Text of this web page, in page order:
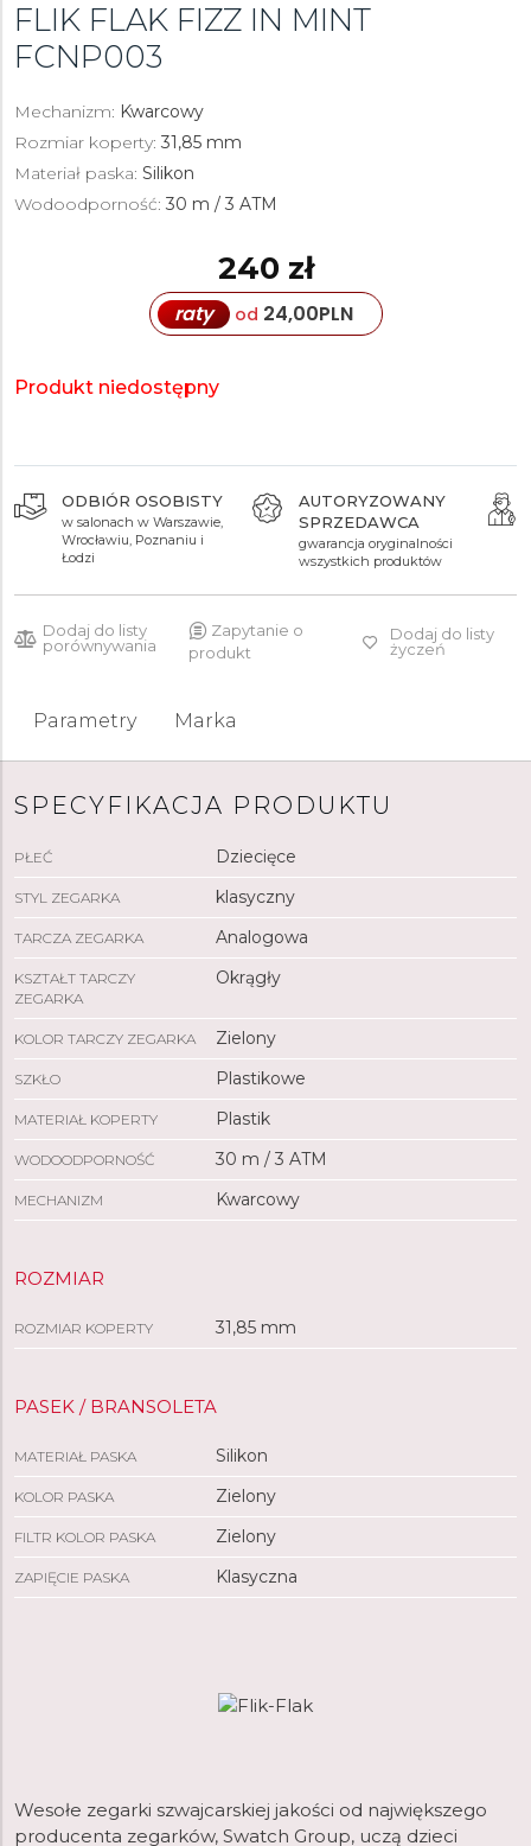
FLIK FLAK FIZZ IN MINT
FCNP003
Mechanizm: Kwarcowy
Rozmiar koperty: 31,85 mm
Materiał paska: Silikon
Wodoodporność: 30 m / 3 ATM
240 zł
raty od 24,00PLN
Produkt niedostępny
ODBIÓR OSOBISTY
w salonach w Warszawie,
Wrocławiu, Poznaniu i
Łodzi
AUTORYZOWANY
SPRZEDAWCA
gwarancja oryginalności
wszystkich produktów
Dodaj do listy
porównywania
Zapytanie o
produkt
Dodaj do listy
życzeń
Parametry Marka
SPECYFIKACJA PRODUKTU
PŁEĆ Dziecięce
STYL ZEGARKA klasyczny
TARCZA ZEGARKA Analogowa
KSZTAŁT TARCZY
ZEGARKA
Okrągły
KOLOR TARCZY ZEGARKA Zielony
SZKŁO Plastikowe
MATERIAŁ KOPERTY Plastik
WODOODPORNOŚĆ 30 m / 3 ATM
MECHANIZM Kwarcowy
ROZMIAR
ROZMIAR KOPERTY 31,85 mm
PASEK / BRANSOLETA
MATERIAŁ PASKA Silikon
KOLOR PASKA Zielony
FILTR KOLOR PASKA Zielony
ZAPIĘCIE PASKA Klasyczna
Wesołe zegarki szwajcarskiej jakości od największego
producenta zegarków, Swatch Group, uczą dzieci